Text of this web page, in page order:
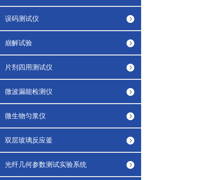
误码测试仪
崩解试验
片剂四用测试仪
微波漏能检测仪
微生物匀浆仪
双层玻璃反应釜
光纤几何参数测试实验系统